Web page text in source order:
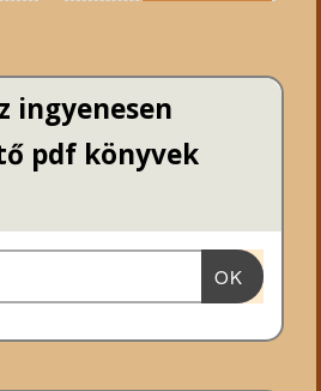
ingyenesen
pdf könyvek
OK